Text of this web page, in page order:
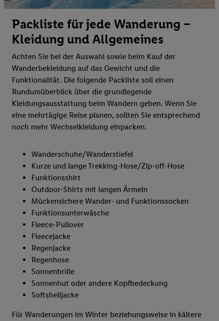
Packliste für jede Wanderung –
Kleidung und Allgemeines
Achten Sie bei der Auswahl sowie beim Kauf der
Wanderbekleidung auf das Gewicht und die
Funktionalität. Die folgende Packliste soll einen
Rundumüberblick über die grundlegende
Kleidungsausstattung beim Wandern geben. Wenn Sie
eine mehrtägige Reise planen, sollten Sie entsprechend
noch mehr Wechselkleidung einpacken.
Wanderschuhe/Wanderstiefel
Kurze und lange Trekking-Hose/Zip-off-Hose
Funktionsshirt
Outdoor-Shirts mit langen Ärmeln
Mückensichere Wander- und Funktionssocken
Funktionsunterwäsche
Fleece-Pullover
Fleecejacke
Regenjacke
Regenhose
Sonnenbrille
Sonnenhut oder andere Kopfbedeckung
Softshelljacke
Für Wanderungen im Winter beziehungsweise in kältere